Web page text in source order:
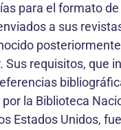
para el formato
a sus
Sus requisitos, que
la Biblioteca
Estados Unidos,